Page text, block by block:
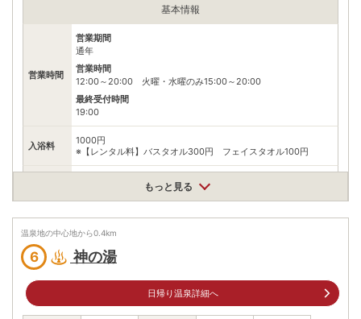
※ 掲載情報は変更になる場合があります。最新の内容はご利用前にご自身でお
※ 料金情報は税込・税抜表記が混ざっております。正しい金額はご利用前にご
自身でお問合せください。
基本情報
営業時間
営業期間
通年
営業時間
12:00～20:00 火曜・水曜のみ15:00～20:00
最終受付時間
19:00
入浴料
1000円
※【レンタル料】バスタオル300円 フェイスタオル100円
炭酸水素塩泉、塩化物泉、硫酸塩泉
アクセス
宮城県蔵王町遠刈田温泉鬼石原1-1
山形蔵王ICから 車山形自動車道約11分（約14km）
白石ICから車約30分（約17km）
仙台駅（西口33番乗り場）
～Active Resorts 宮城蔵王（東北自動車道経由）約70分
もっと見る
温泉地の中心地から0.4km
6 神の湯
日帰り温泉詳細へ